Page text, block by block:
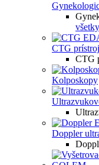
všetky
CTG
CTG
Kolposkopy
Doppler